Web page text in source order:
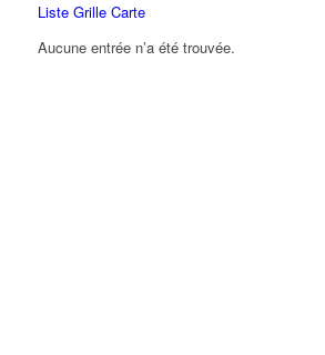
Liste Grille Carte
Aucune entrée n’a été trouvée.